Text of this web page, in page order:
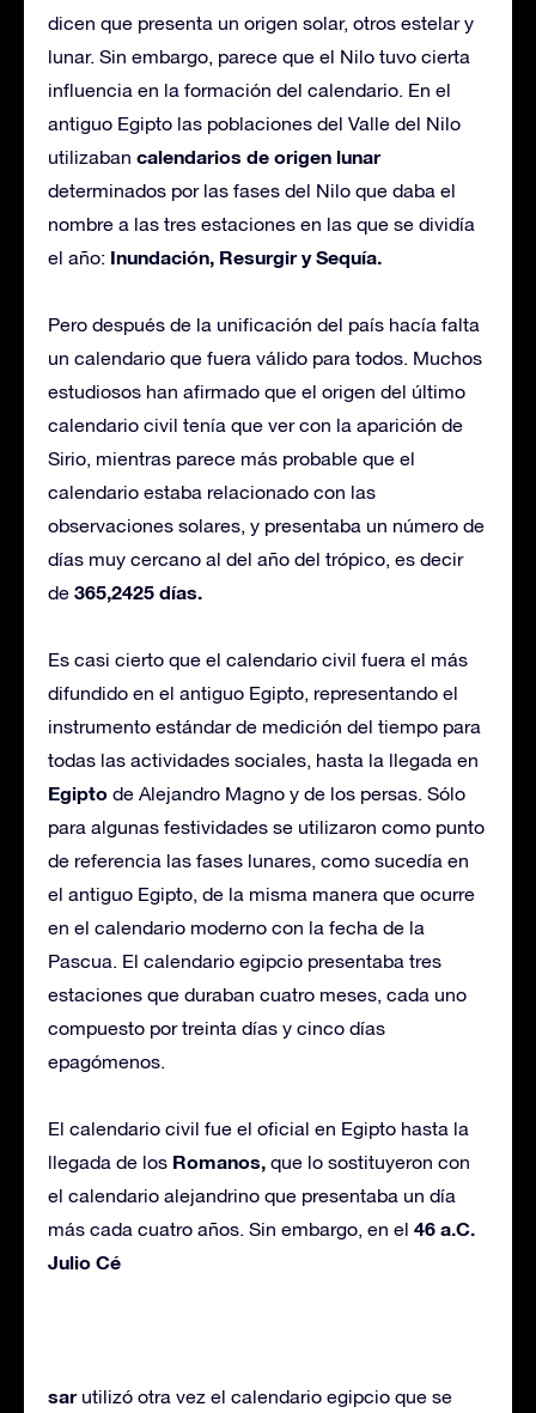
dicen que presenta un origen solar, otros estelar y
lunar. Sin embargo, parece que el Nilo tuvo cierta
influencia en la formación del calendario. En el
antiguo Egipto las poblaciones del Valle del Nilo
utilizaban calendarios de origen lunar
determinados por las fases del Nilo que daba el
nombre a las tres estaciones en las que se dividía
el año: Inundación, Resurgir y Sequía.
Pero después de la unificación del país hacía falta
un calendario que fuera válido para todos. Muchos
estudiosos han afirmado que el origen del último
calendario civil tenía que ver con la aparición de
Sirio, mientras parece más probable que el
calendario estaba relacionado con las
observaciones solares, y presentaba un número de
días muy cercano al del año del trópico, es decir
de 365,2425 días.
Es casi cierto que el calendario civil fuera el más
difundido en el antiguo Egipto, representando el
instrumento estándar de medición del tiempo para
todas las actividades sociales, hasta la llegada en
Egipto de Alejandro Magno y de los persas. Sólo
para algunas festividades se utilizaron como punto
de referencia las fases lunares, como sucedía en
el antiguo Egipto, de la misma manera que ocurre
en el calendario moderno con la fecha de la
Pascua. El calendario egipcio presentaba tres
estaciones que duraban cuatro meses, cada uno
compuesto por treinta días y cinco días
epagómenos.
El calendario civil fue el oficial en Egipto hasta la
llegada de los Romanos, que lo sostituyeron con
el calendario alejandrino que presentaba un día
más cada cuatro años. Sin embargo, en el 46 a.C.
Julio Cé
sarutilizó otra vez el calendario egipcio que se